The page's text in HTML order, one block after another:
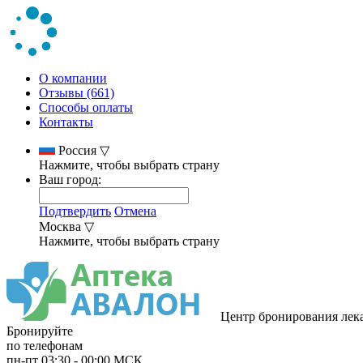
О компании
Отзывы (661)
Способы оплаты
Контакты
Россия ▽
Нажмите, чтобы выбрать страну
Ваш город:
Подтвердить Отмена
Москва ▽
Нажмите, чтобы выбрать страну
Центр бронирования
Бронируйте
по телефонам
пн-пт 03:30 - 00:00 МСК